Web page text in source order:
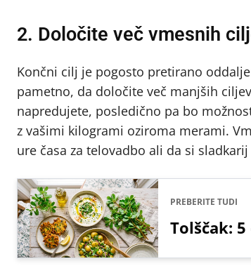
2. Določite več vmesnih
Končni cilj je pogosto pretirano
pametno, da določite več manjših
napredujete, posledično pa bo
z vašimi kilogrami oziroma merami.
ure časa za telovadbo ali da si
PREBERITE TUDI
Tolščak: